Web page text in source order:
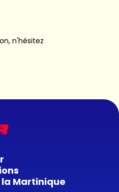
n'hésitez
Martinique